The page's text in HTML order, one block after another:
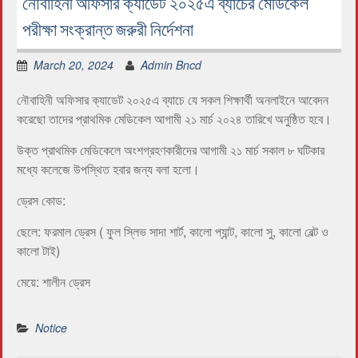
পরীক্ষা সংক্রান্ত জরুরী নির্দেশনা
March 20, 2024 Admin Bncd
নৌবাহিনী অফিসার ক্যাডেট ২০২৫এ ব্যাচে যে সকল শিক্ষার্থী অনলাইনে আবেদন
করেছো তাদের প্রাথমিক মেডিকেল আগামী ২১ মার্চ ২০২৪ তারিখে অনুষ্ঠিত হবে।
উক্ত প্রাথমিক মেডিকেলে অংশগ্রহণকারীদের আগামী ২১ মার্চ সকাল ৮ ঘটিকার
মধ্যে কলেজে উপস্থিত হবার জন্য বলা হলো।
ড্রেস কোড:
ছেলে: ফরমাল ড্রেস ( ফুল স্লিভ সাদা শার্ট, কালো প্যান্ট, কালো সু, কালো বেল্ট ও
কালো টাই)
মেয়ে: শালীন ড্রেস
Notice